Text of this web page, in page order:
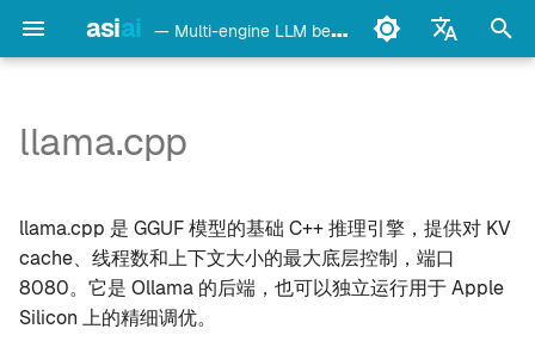
asiai — Multi-engine LLM benchmark & monitoring CLI
Español
Italiano
Português
化
搜
detect
config
bench
配置
详情
说明
llama.cpp
llama.cpp 是 GGUF 模型的基础 C++ 推理引擎，提供对 KV
cache、线程数和上下文大小的最大底层控制，端口
8080。它是 Ollama 的后端，也可以独立运行用于 Apple
Silicon 上的精细调优。